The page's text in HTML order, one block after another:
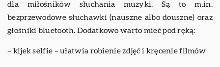
dla miłośników słuchania muzyki. Są to m.in.
bezprzewodowe słuchawki (nauszne albo douszne) oraz
głośniki bluetooth. Dodatkowo warto mieć pod ręką:
– kijek selfie – ułatwia robienie zdjęć i kręcenie filmów